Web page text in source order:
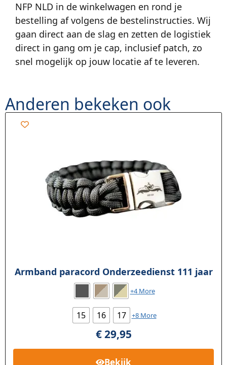
NFP NLD in de winkelwagen en rond je
bestelling af volgens de bestelinstructies. Wij
gaan direct aan de slag en zetten de logistiek
direct in gang om je cap, inclusief patch, zo
snel mogelijk op jouw locatie af te leveren.
Anderen bekeken ook
Armband paracord Onderzeedienst 111 jaar
+4 More
15 16 17 +8 More
€29,95
Bekijk